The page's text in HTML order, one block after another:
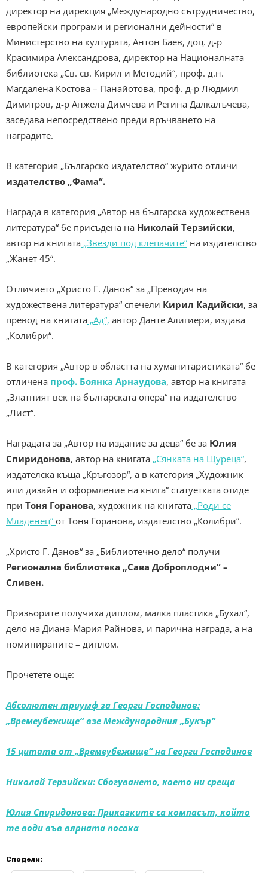
директор на дирекция „Международно сътрудничество,
европейски програми и регионални дейности“ в
Министерство на културата, Антон Баев, доц. д-р
Красимира Александрова, директор на Националната
библиотека „Св. св. Кирил и Методий“, проф. д.н.
Магдалена Костова – Панайотова, проф. д-р Людмил
Димитров, д-р Анжела Димчева и Регина Далкалъчева,
заседава непосредствено преди връчването на
наградите.
В категория „Българско издателство“ журито отличи
издателство „Фама“.
Награда в категория „Автор на българска художествена
литература“ бе присъдена на Николай Терзийски,
автор на книгата „Звезди под клепачите“ на издателство
„Жанет 45“.
Отличието „Христо Г. Данов“ за „Преводач на
художествена литература“ спечели Кирил Кадийски, за
превод на книгата „Ад“, автор Данте Алигиери, издава
„Колибри“.
В категория „Автор в областта на хуманитаристиката“ бе
отличена проф. Боянка Арнаудова, автор на книгата
„Златният век на българската опера“ на издателство
„Лист“.
Наградата за „Автор на издание за деца“ бе за Юлия
Спиридонова, автор на книгата „Сянката на Щуреца“,
издателска къща „Кръгозор“, а в категория „Художник
или дизайн и оформление на книга“ статуетката отиде
при Тоня Горанова, художник на книгата „Роди се
Младенец“ от Тоня Горанова, издателство „Колибри“.
„Христо Г. Данов“ за „Библиотечно дело“ получи
Регионална библиотека „Сава Доброплодни“ –
Сливен.
Призьорите получиха диплом, малка пластика „Бухал“,
дело на Диана-Мария Райнова, и парична награда, а на
номинираните – диплом.
Прочетете още:
Абсолютен триумф за Георги Господинов:
„Времеубежище“ взе Mеждународния „Букър“
15 цитата от „Времеубежище“ на Георги Господинов
Николай Терзийски: Сбогуването, което ни среща
Юлия Спиридонова: Приказките са компасът, който
те води във вярната посока
Сподели: